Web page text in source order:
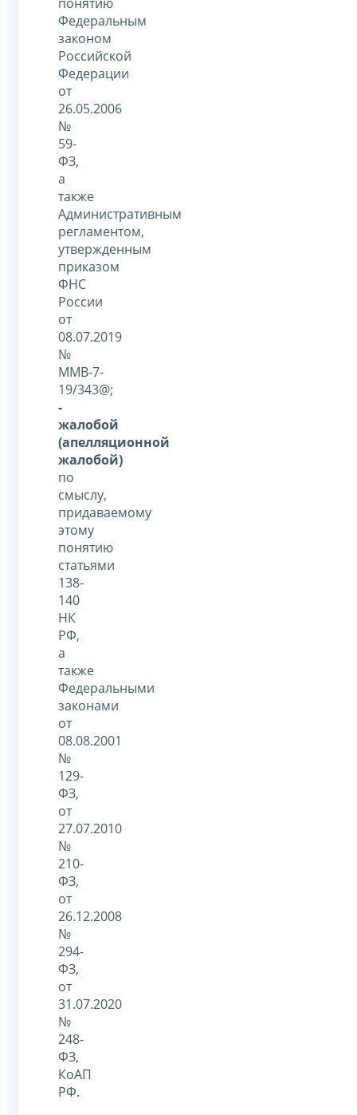
Федеральным
законом
Российской
Федерации
от
26.05.2006
№
59-
ФЗ,
а
также
Административным
регламентом,
утвержденным
приказом
ФНС
России
от
08.07.2019
№
ММВ-7-
19/343@;
-
жалобой
(апелляционной
жалобой)
по
смыслу,
придаваемому
этому
понятию
статьями
138-
140
НК
РФ,
а
также
Федеральными
законами
от
08.08.2001
№
129-
ФЗ,
от
27.07.2010
№
210-
ФЗ,
от
26.12.2008
№
294-
ФЗ,
от
31.07.2020
№
248-
ФЗ,
КоАП
РФ.